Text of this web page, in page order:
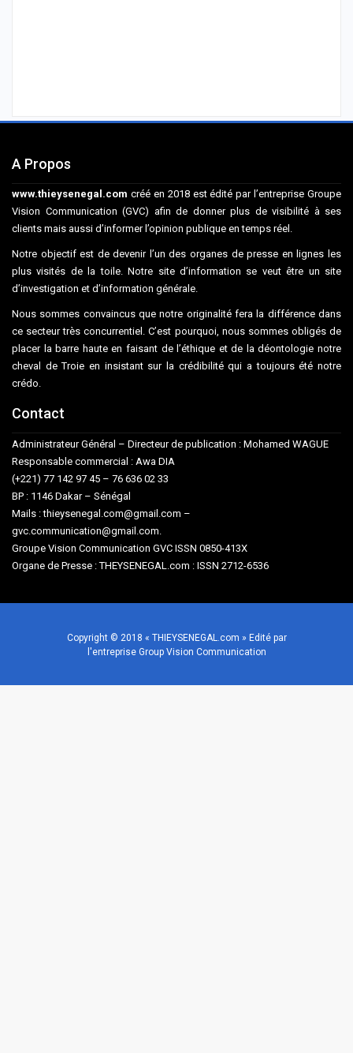
A Propos
www.thieysenegal.com créé en 2018 est édité par l’entreprise Groupe
Vision Communication (GVC) afin de donner plus de visibilité à ses
clients mais aussi d’informer l’opinion publique en temps réel.
Notre objectif est de devenir l’un des organes de presse en lignes les
plus visités de la toile. Notre site d’information se veut être un site
d’investigation et d’information générale.
Nous sommes convaincus que notre originalité fera la différence dans
ce secteur très concurrentiel. C’est pourquoi, nous sommes obligés de
placer la barre haute en faisant de l’éthique et de la déontologie notre
cheval de Troie en insistant sur la crédibilité qui a toujours été notre
crédo.
Contact
Administrateur Général – Directeur de publication : Mohamed WAGUE
Responsable commercial : Awa DIA
(+221) 77 142 97 45 – 76 636 02 33
BP : 1146 Dakar – Sénégal
Mails : thieysenegal.com@gmail.com –
gvc.communication@gmail.com.
Groupe Vision Communication GVC ISSN 0850-413X
Organe de Presse : THEYSENEGAL.com : ISSN 2712-6536
Copyright © 2018 « THIEYSENEGAL.com » Edité par
l'entreprise Group Vision Communication